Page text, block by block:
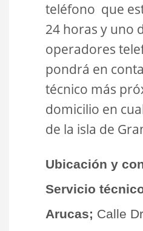
teléfono que
24 horas y uno
operadores
pondrá en
técnico más
domicilio en
de la isla de
Ubicación y
Servicio
Arucas; Calle